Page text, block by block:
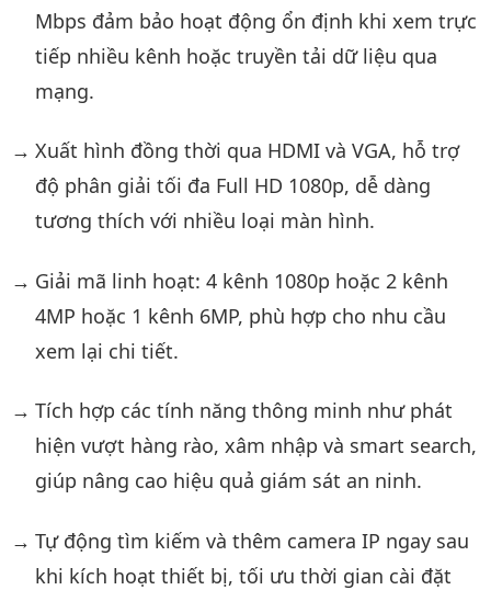
Mbps đảm bảo hoạt động ổn định khi xem trực
tiếp nhiều kênh hoặc truyền tải dữ liệu qua
mạng.
Xuất hình đồng thời qua HDMI và VGA, hỗ trợ
độ phân giải tối đa Full HD 1080p, dễ dàng
tương thích với nhiều loại màn hình.
Giải mã linh hoạt: 4 kênh 1080p hoặc 2 kênh
4MP hoặc 1 kênh 6MP, phù hợp cho nhu cầu
xem lại chi tiết.
Tích hợp các tính năng thông minh như phát
hiện vượt hàng rào, xâm nhập và smart search,
giúp nâng cao hiệu quả giám sát an ninh.
Tự động tìm kiếm và thêm camera IP ngay sau
khi kích hoạt thiết bị, tối ưu thời gian cài đặt